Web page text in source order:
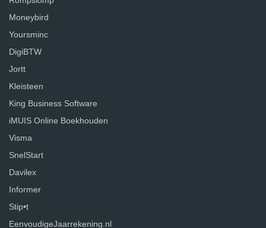
Moneybird
Yoursminc
DigiBTW
Jortt
Kleisteen
King Business Software
iMUIS Online Boekhouden
Visma
SnelStart
Davilex
Informer
Stip•t
EenvoudigeJaarrekening.nl